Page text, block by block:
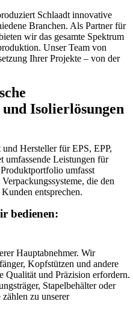
Schlaadt innovative
Branchen. Als Partner für
wir das gesamte Spektrum
Unser Team von
Ihrer Projekte – von der
Isolierlösungen
Hersteller für EPS, EPP,
umfassende Leistungen für
umfasst
die den
entsprechen.
bedienen:
Hauptabnehmer. Wir
Kopfstützen und andere
Qualität und Präzision erfordern.
Stapelbehälter oder
zu unserer